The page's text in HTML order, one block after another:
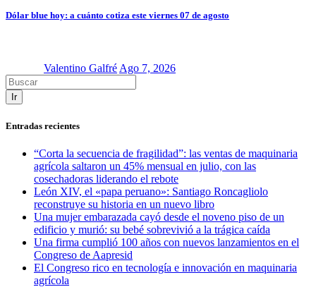
Dólar blue hoy: a cuánto cotiza este viernes 07 de agosto
Valentino GalfréAgo 7, 2026
Ir
Entradas recientes
“Corta la secuencia de fragilidad”: las ventas de maquinaria
agrícola saltaron un 45% mensual en julio, con las
cosechadoras liderando el rebote
León XIV, el «papa peruano»: Santiago Roncagliolo
reconstruye su historia en un nuevo libro
Una mujer embarazada cayó desde el noveno piso de un
edificio y murió: su bebé sobrevivió a la trágica caída
Una firma cumplió 100 años con nuevos lanzamientos en el
Congreso de Aapresid
El Congreso rico en tecnología e innovación en maquinaria
agrícola